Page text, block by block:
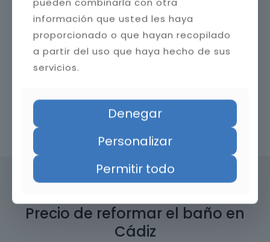
Precio de reformar el baño en
Cádiz
información que usted les haya
proporcionado o que hayan recopilado
a partir del uso que haya hecho de sus
servicios.
Denegar
Personalizar
Permitir todo